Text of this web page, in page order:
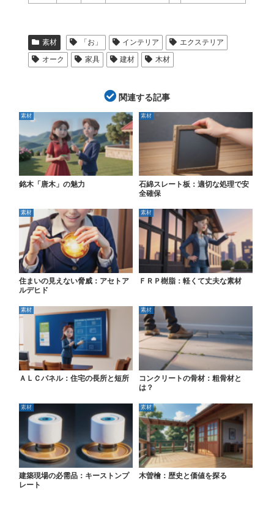
素材 「お」 インテリア
エクステリア
オーク
家具 建材 木材
関連する記事
素材
銘木「唐木」の魅力
素材
石綿スレート板：適切な処理で安
全確保
素材
住まいの見えない脅威：アセトア
ルデヒド
素材
ＦＲＰ樹脂：軽くて丈夫な素材
素材
ＡＬＣパネル：住宅の長所と短所
素材
コンクリートの骨材：粗骨材と
は？
素材
建築現場の必需品：キーストンプ
レート
素材
木曽檜：歴史と価値を探る